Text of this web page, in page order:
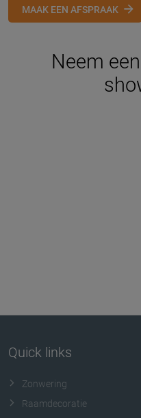
MAAK EEN AFSPRAAK
Neem
Quick links
Zonwering
Raamdecoratie